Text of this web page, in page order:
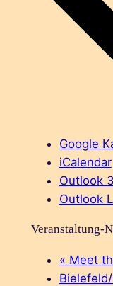
Google
iCalendar
Outlook
Outlook
Veranstaltung-
« Meet